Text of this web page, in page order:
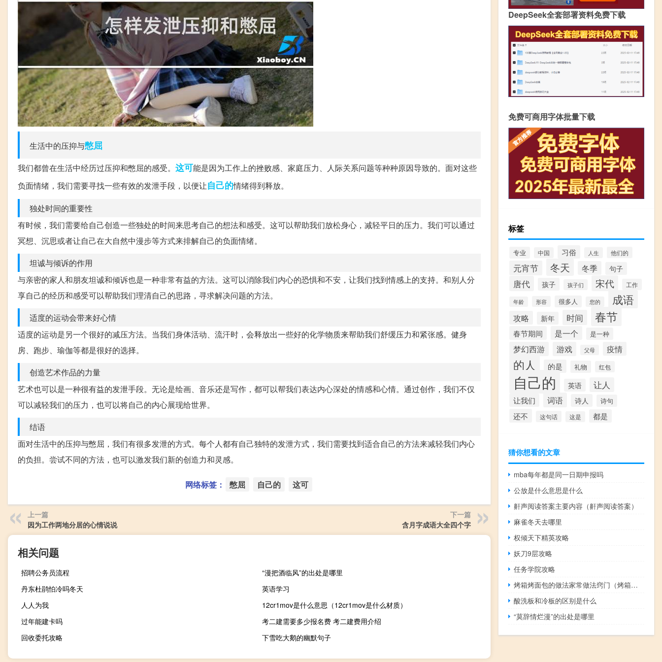
生活中的压抑与憋屈
我们都曾在生活中经历过压抑和憋屈的感受。 这可能是因为工作上的挫败感、家庭压力、人际关系问题等种种原因导致的。面对这些
负面情绪，我们需要寻找一些有效的发泄手段，以便让自己的情绪得到释放。
独处时间的重要性
有时候，我们需要给自己创造一些独处的时间来思考自己的想法和感受。这可以帮助我们放松身心，减轻平日的压力。我们可以通过
冥想、沉思或者让自己在大自然中漫步等方式来排解自己的负面情绪。
坦诚与倾诉的作用
与亲密的家人和朋友坦诚和倾诉也是一种非常有益的方法。这可以消除我们内心的恐惧和不安，让我们找到情感上的支持。和别人分
享自己的经历和感受可以帮助我们理清自己的思路，寻求解决问题的方法。
适度的运动会带来好心情
适度的运动是另一个很好的减压方法。当我们身体活动、流汗时，会释放出一些好的化学物质来帮助我们舒缓压力和紧张感。健身
房、跑步、瑜伽等都是很好的选择。
创造艺术作品的力量
艺术也可以是一种很有益的发泄手段。无论是绘画、音乐还是写作，都可以帮我们表达内心深处的情感和心情。通过创作，我们不仅
可以减轻我们的压力，也可以将自己的内心展现给世界。
结语
面对生活中的压抑与憋屈，我们有很多发泄的方式。每个人都有自己独特的发泄方式，我们需要找到适合自己的方法来减轻我们内心
的负担。尝试不同的方法，也可以激发我们新的创造力和灵感。
网络标签： 憋屈 自己的 这可
上一篇
因为工作两地分居的心情说说
下一篇
含月字成语大全四个字
相关问题
招聘公务员流程
“漫把酒临风”的出处是哪里
丹东杜鹃怕冷吗冬天
英语学习
人人为我
12cr1mov是什么意思（12cr1mov是什么材质）
过年能建卡吗
考二建需要多少报名费 考二建费用介绍
回收委托攻略
下雪吃大鹅的幽默句子
DeepSeek全套部署资料免费下载
免费可商用字体批量下载
标签
专业 中国 习俗 人生 他们的
元宵节 冬天 冬季 句子
唐代 孩子 孩子们 宋代 工作
年龄 形容 很多人 您的 成语
攻略 新年 时间 春节
春节期间 是一个 是一种
梦幻西游 游戏 父母 疫情
的人 的是 礼物 红包
自己的 英语 让人
让我们 词语 诗人 诗句
还不 这句话 这是 都是
猜你想看的文章
mba每年都是同一日期申报吗
公放是什么意思是什么
鼾声阅读答案主要内容（鼾声阅读答案）
麻雀冬天去哪里
权倾天下精英攻略
妖刀9层攻略
任务学院攻略
烤箱烤面包的做法家常做法窍门（烤箱烤面包的做法和配方）
酸洗板和冷板的区别是什么
“莫辞情烂漫”的出处是哪里